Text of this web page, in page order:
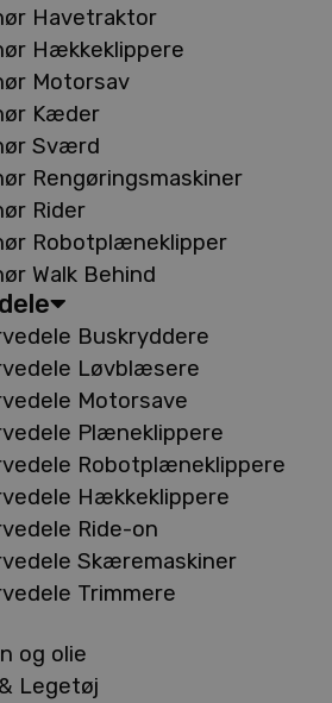
Havetraktor
Hækkeklippere
Motorsav
Kæder
Sværd
Rengøringsmaskiner
Rider
Robotplæneklipper
Walk Behind
Buskryddere
Løvblæsere
Motorsave
Plæneklippere
Robotplæneklippere
Hækkeklippere
Ride-on
Skæremaskiner
Trimmere
og olie
Legetøj